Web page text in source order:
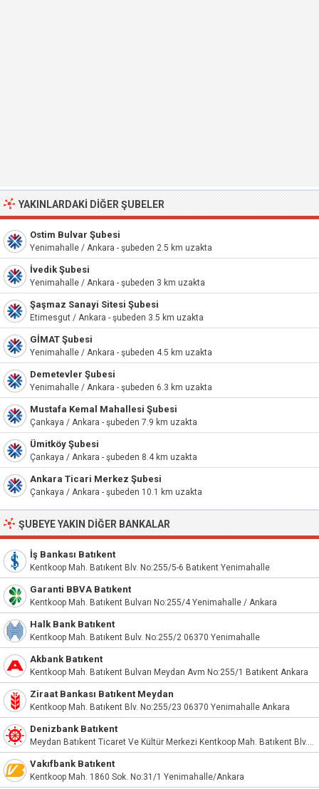
YAKINLARDAKI DIĞER ŞUBELER
Ostim Bulvar Şubesi
Yenimahalle / Ankara - şubeden 2.5 km uzakta
İvedik Şubesi
Yenimahalle / Ankara - şubeden 3 km uzakta
Şaşmaz Sanayi Sitesi Şubesi
Etimesgut / Ankara - şubeden 3.5 km uzakta
GİMAT Şubesi
Yenimahalle / Ankara - şubeden 4.5 km uzakta
Demetevler Şubesi
Yenimahalle / Ankara - şubeden 6.3 km uzakta
Mustafa Kemal Mahallesi Şubesi
Çankaya / Ankara - şubeden 7.9 km uzakta
Ümitköy Şubesi
Çankaya / Ankara - şubeden 8.4 km uzakta
Ankara Ticari Merkez Şubesi
Çankaya / Ankara - şubeden 10.1 km uzakta
ŞUBEYE YAKIN DIĞER BANKALAR
İş Bankası Batıkent
Kentkoop Mah. Batıkent Blv. No:255/5-6 Batıkent Yenimahalle
Garanti BBVA Batıkent
Kentkoop Mah. Batıkent Bulvarı No:255/4 Yenimahalle / Ankara
Halk Bank Batıkent
Kentkoop Mah. Batıkent Bulv. No:255/2 06370 Yenimahalle
Akbank Batıkent
Kentkoop Mah. Batıkent Bulvarı Meydan Avm No:255/1 Batıkent Ankara
Ziraat Bankası Batıkent Meydan
Kentkoop Mah. Batıkent Blv. No:255/23 06370 Yenimahalle Ankara
Denizbank Batıkent
Meydan Batıkent Ticaret Ve Kültür Merkezi Kentkoop Mah. Batıkent Blv. No:255/
Vakıfbank Batıkent
Kentkoop Mah. 1860 Sok. No:31/1 Yenimahalle/Ankara